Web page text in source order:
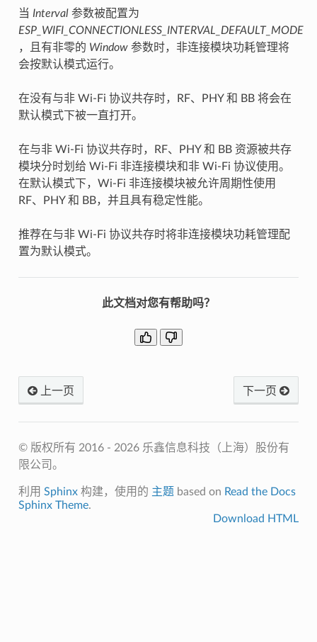
当 Interval参数被配置为
ESP_WIFI_CONNECTIONLESS_INTERVAL_DEFAULT_MODE
，且有非零的 Window参数时，非连接模块功耗管理将
会按默认模式运行。
在没有与非 Wi-Fi 协议共存时，RF、PHY 和 BB 将会在
默认模式下被一直打开。
在与非 Wi-Fi 协议共存时，RF、PHY 和 BB 资源被共存
模块分时划给 Wi-Fi 非连接模块和非 Wi-Fi 协议使用。
在默认模式下，Wi-Fi 非连接模块被允许周期性使用
RF、PHY 和 BB，并且具有稳定性能。
推荐在与非 Wi-Fi 协议共存时将非连接模块功耗管理配
置为默认模式。
此文档对您有帮助吗？
上一页 下一页
© 版权所有 2016 - 2026 乐鑫信息科技（上海）股份有
限公司。
利用 Sphinx构建，使用的 主题 based on Read the Docs
Sphinx Theme.
Download HTML